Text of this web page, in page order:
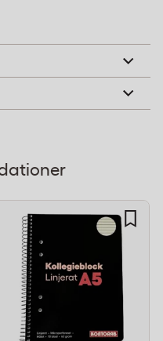
ger tillräckligt med
påminnelser och
lager
markera dokument,
eller strukturera